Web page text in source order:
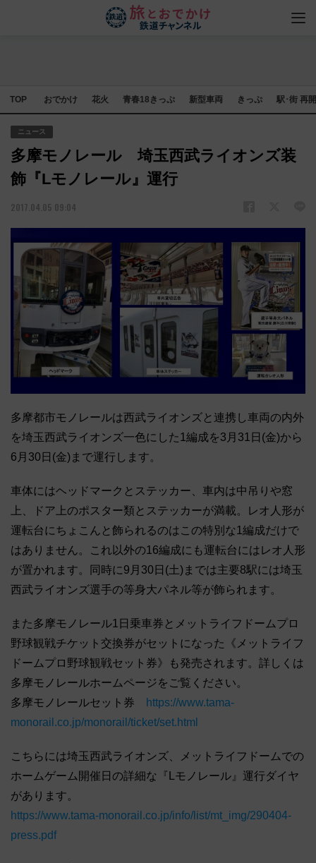
TOP おでかけ 花火 青春18きっぷ 新型車両 きっぷ 駅･街 再
ニュース
多摩モノレール 埼玉西武ライオンズ装
飾『Lモノレール』運行
2017.04.05 09:04
多摩都市モノレールは西武ライオンズと連携し車両の内外
を埼玉西武ライオンズ一色にした1編成を3月31日(金)から
6月30日(金)まで運行します。
車体にはヘッドマークとステッカー、車内は中吊りや窓
上、ドア上のポスター類とステッカーが満載。レオ人形が
運転台にちょこんと飾られるのはこの特別な1編成だけで
はありません。これ以外の16編成にも運転台にはレオ人形
が置かれます。同時に9月30日(土)までは主要8駅には埼玉
西武ライオンズ選手の等身大パネル等が飾られます。
また多摩モノレール1日乗車券とメットライフドームプロ
野球観戦チケット交換券がセットになった《メットライフ
ドームプロ野球観戦セット券》も発売されます。詳しくは
多摩モノレールホームページをご覧ください。
多摩モノレールセット券
https://www.tama-
monorail.co.jp/monorail/ticket/set.html
こちらには埼玉西武ライオンズ、メットライフドームでの
ホームゲーム開催日の詳細な『Lモノレール』運行ダイヤ
があります。
https://www.tama-monorail.co.jp/info/list/mt_img/290404-
press.pdf